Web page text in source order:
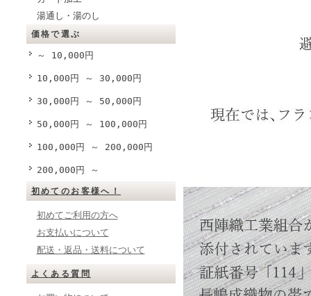
湯通し・湯のし
価格で選ぶ
～ 10,000円
10,000円 ～ 30,000円
30,000円 ～ 50,000円
50,000円 ～ 100,000円
100,000円 ～ 200,000円
200,000円 ～
初めてのお客様へ！
初めてご利用の方へ
お支払いについて
配送・返品・送料について
よくある質問